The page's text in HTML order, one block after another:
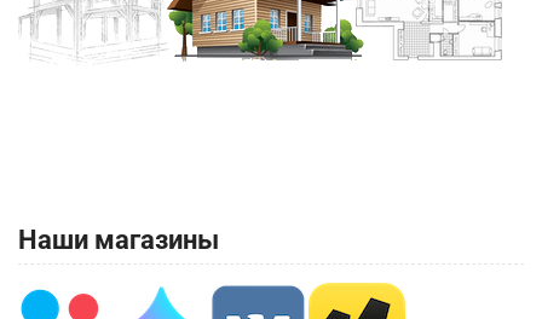
Наши магазины